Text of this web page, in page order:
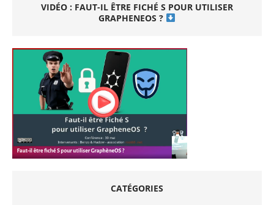
VIDÉO : FAUT-IL ÊTRE FICHÉ S POUR UTILISER
GRAPHENEOS ?
CATÉGORIES